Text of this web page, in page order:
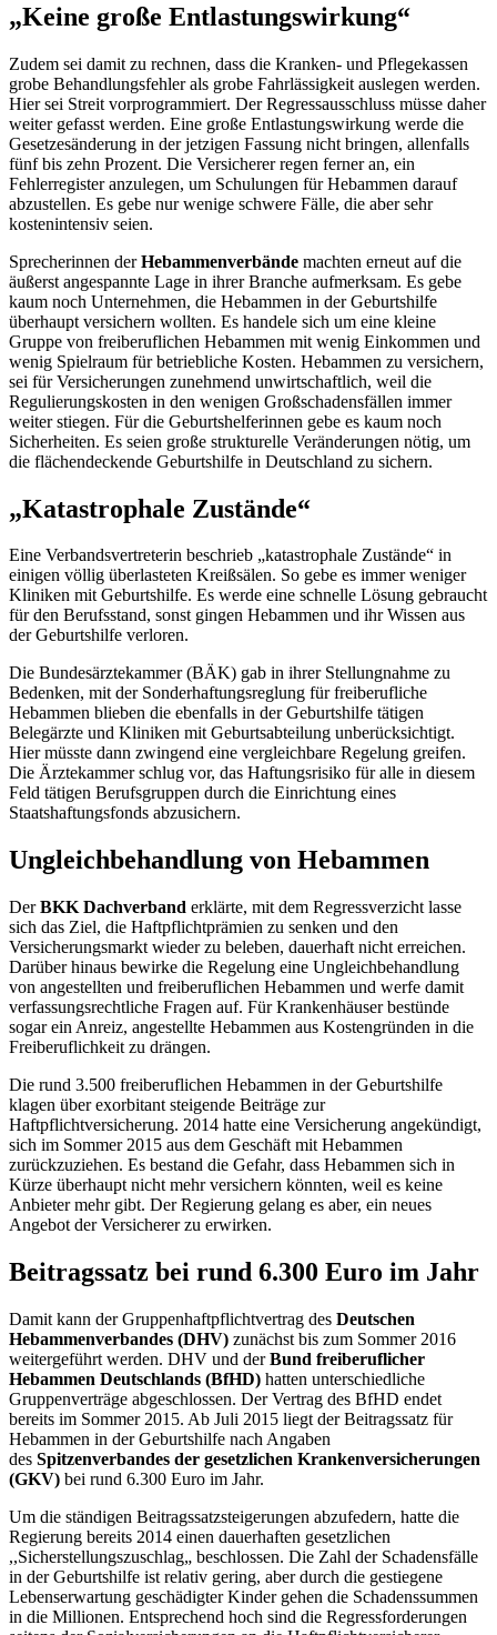
„Keine große Entlastungswirkung“
Zudem sei damit zu rechnen, dass die Kranken- und Pflegekassen
grobe Behandlungsfehler als grobe Fahrlässigkeit auslegen werden.
Hier sei Streit vorprogrammiert. Der Regressausschluss müsse daher
weiter gefasst werden. Eine große Entlastungswirkung werde die
Gesetzesänderung in der jetzigen Fassung nicht bringen, allenfalls
fünf bis zehn Prozent. Die Versicherer regen ferner an, ein
Fehlerregister anzulegen, um Schulungen für Hebammen darauf
abzustellen. Es gebe nur wenige schwere Fälle, die aber sehr
kostenintensiv seien.
Sprecherinnen derHebammenverbände machten erneut auf die
äußerst angespannte Lage in ihrer Branche aufmerksam. Es gebe
kaum noch Unternehmen, die Hebammen in der Geburtshilfe
überhaupt versichern wollten. Es handele sich um eine kleine
Gruppe von freiberuflichen Hebammen mit wenig Einkommen und
wenig Spielraum für betriebliche Kosten. Hebammen zu versichern,
sei für Versicherungen zunehmend unwirtschaftlich, weil die
Regulierungskosten in den wenigen Großschadensfällen immer
weiter stiegen. Für die Geburtshelferinnen gebe es kaum noch
Sicherheiten. Es seien große strukturelle Veränderungen nötig, um
die flächendeckende Geburtshilfe in Deutschland zu sichern.
„Katastrophale Zustände“
Eine Verbandsvertreterin beschrieb „katastrophale Zustände“ in
einigen völlig überlasteten Kreißsälen. So gebe es immer weniger
Kliniken mit Geburtshilfe. Es werde eine schnelle Lösung gebraucht
für den Berufsstand, sonst gingen Hebammen und ihr Wissen aus
der Geburtshilfe verloren.
Die Bundesärztekammer (BÄK) gab in ihrer Stellungnahme zu
Bedenken, mit der Sonderhaftungsreglung für freiberufliche
Hebammen blieben die ebenfalls in der Geburtshilfe tätigen
Belegärzte und Kliniken mit Geburtsabteilung unberücksichtigt.
Hier müsste dann zwingend eine vergleichbare Regelung greifen.
Die Ärztekammer schlug vor, das Haftungsrisiko für alle in diesem
Feld tätigen Berufsgruppen durch die Einrichtung eines
Staatshaftungsfonds abzusichern.
Ungleichbehandlung von Hebammen
DerBKK Dachverband erklärte, mit dem Regressverzicht lasse
sich das Ziel, die Haftpflichtprämien zu senken und den
Versicherungsmarkt wieder zu beleben, dauerhaft nicht erreichen.
Darüber hinaus bewirke die Regelung eine Ungleichbehandlung
von angestellten und freiberuflichen Hebammen und werfe damit
verfassungsrechtliche Fragen auf. Für Krankenhäuser bestünde
sogar ein Anreiz, angestellte Hebammen aus Kostengründen in die
Freiberuflichkeit zu drängen.
Die rund 3.500 freiberuflichen Hebammen in der Geburtshilfe
klagen über exorbitant steigende Beiträge zur
Haftpflichtversicherung. 2014 hatte eine Versicherung angekündigt,
sich im Sommer 2015 aus dem Geschäft mit Hebammen
zurückzuziehen. Es bestand die Gefahr, dass Hebammen sich in
Kürze überhaupt nicht mehr versichern könnten, weil es keine
Anbieter mehr gibt. Der Regierung gelang es aber, ein neues
Angebot der Versicherer zu erwirken.
Beitragssatz bei rund 6.300 Euro im Jahr
Damit kann der Gruppenhaftpflichtvertrag des Deutschen
Hebammenverbandes (DHV) zunächst bis zum Sommer 2016
weitergeführt werden. DHV und derBund freiberuflicher
Hebammen Deutschlands (BfHD) hatten unterschiedliche
Gruppenverträge abgeschlossen. Der Vertrag des BfHD endet
bereits im Sommer 2015. Ab Juli 2015 liegt der Beitragssatz für
Hebammen in der Geburtshilfe nach Angaben
des Spitzenverbandes der gesetzlichen Krankenversicherungen
(GKV) bei rund 6.300 Euro im Jahr.
Um die ständigen Beitragssatzsteigerungen abzufedern, hatte die
Regierung bereits 2014 einen dauerhaften gesetzlichen
,,Sicherstellungszuschlag„ beschlossen. Die Zahl der Schadensfälle
in der Geburtshilfe ist relativ gering, aber durch die gestiegene
Lebenserwartung geschädigter Kinder gehen die Schadenssummen
in die Millionen. Entsprechend hoch sind die Regressforderungen